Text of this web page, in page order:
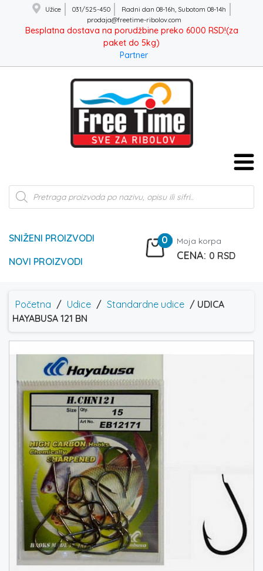
Užice 031/525-450
Radni dan 08-16h, Subotom 08-14h
prodaja@freetime-ribolov.com
Besplatna dostava na porudžbine preko 6000 RSD!(za
paket do 5kg)
Partner
Products
search
SNIŽENI PROIZVODI
NOVI PROIZVODI
0 Moja korpa
0 RSD
Početna / Udice / Standardne udice / UDICA
HAYABUSA 121 BN